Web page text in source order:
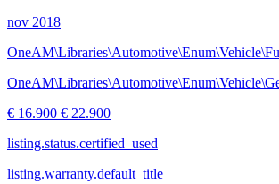
nov 2018
€ 16.900 € 22.900
listing.status.certified_used
listing.warranty.default_title